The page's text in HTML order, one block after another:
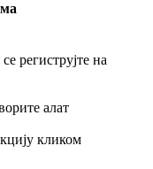
региструјте на
алат
кликом